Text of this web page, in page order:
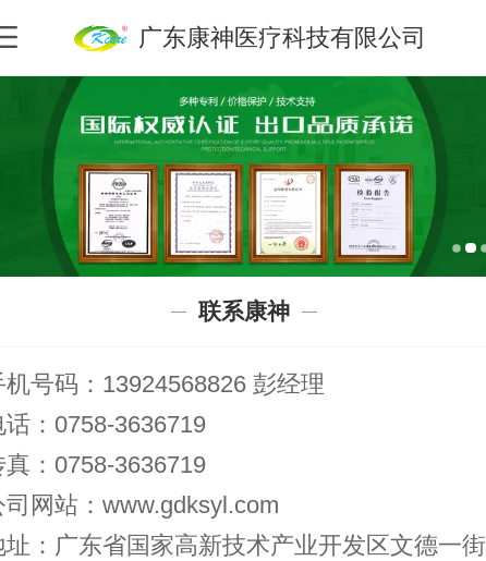
广东康神医疗科技有限公司
联系康神
机号码：13924568826 彭经理
： 0758-3636719
真：0758-3636719
司网站：www.gdksyl.com
址：广东省国家高新技术产业开发区文德一街